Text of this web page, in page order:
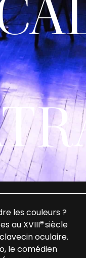
les couleurs ?
au XVIIIesiècle
oculaire.
le comédien